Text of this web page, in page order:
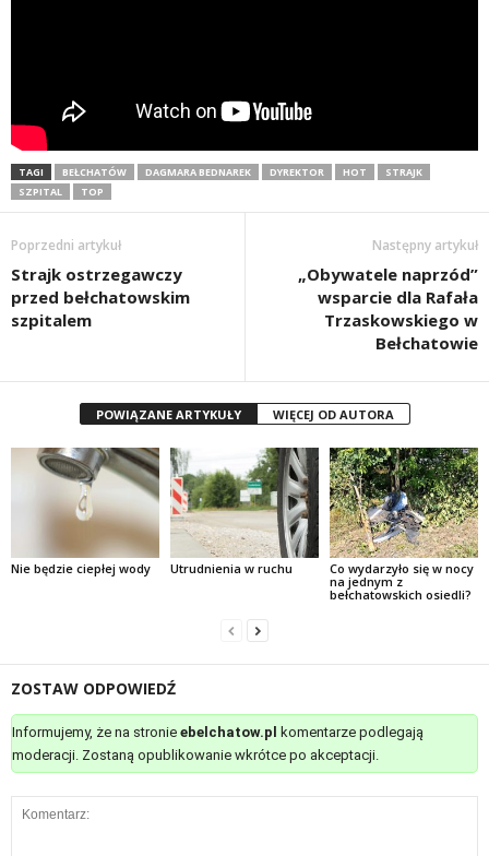
TAGI BEŁCHATÓW DAGMARA BEDNAREK DYREKTOR HOT
STRAJK
SZPITAL
TOP
Poprzedni artykuł
Strajk ostrzegawczy
przed bełchatowskim
szpitalem
Następny artykuł
„Obywatele naprzód”
wsparcie dla Rafała
Trzaskowskiego w
Bełchatowie
POWIĄZANE ARTYKUŁY WIĘCEJ OD AUTORA
Nie będzie ciepłej wody Utrudnienia w ruchu
Co wydarzyło się w nocy
na jednym z
bełchatowskich osiedli?
ZOSTAW ODPOWIEDŹ
Informujemy, że na stronie ebelchatow.pl
komentarze podlegają
moderacji. Zostaną opublikowanie wkrótce po akceptacji.